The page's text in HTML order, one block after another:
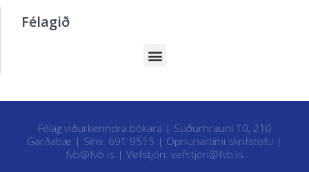
Félagið
Félag viðurkenndra bókara | Suðurhrauni 10, 210
Garðabæ | Sími: 691 9515 | Opnunartími skrifstofu |
fvb@fvb.is | Vefstjóri: vefstjori@fvb.is